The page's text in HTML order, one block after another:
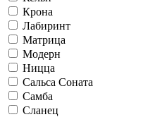
Крона
Лабиринт
Матрица
Модерн
Ницца
Сальса Соната
Самба
Сланец